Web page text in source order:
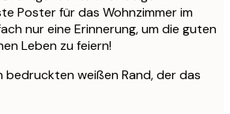
Poster für das Wohnzimmer im
nur eine Erinnerung, um die guten
Leben zu feiern!
bedruckten weißen Rand, der das